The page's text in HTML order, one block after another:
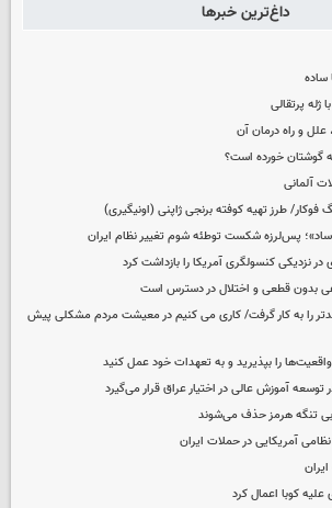
داغ‌ترین خبرها
ساده
ژله پرتقالی
و راه درمان آن
گوشتان خورده است؟
طرز تهیه کوفته برنجی ژاپنی (اونیگیری)
پس‌لرزه شکست توطئه شوم تغییر نظام ایران
در نزدیکی کنسولگری آمریکا را بازداشت کرد
بدون قطعی و اختلال در دسترس است
را به کار گرفت/ کاری می کنیم در معیشت مردم مشکلی پیش
را بپذیرید و به تعهدات خود عمل کنید
توسعه آموزش عالی در اختیار عراق قرار می‌گیرد
تنگه هرمز حذف می‌شوند
کوبا اعمال کرد